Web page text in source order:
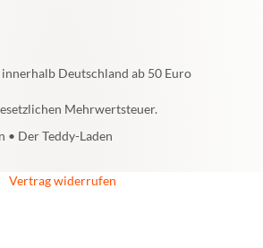
• Der Teddy-Laden
Deutschland ab 50 Euro
Mehrwertsteuer.
Vertrag widerrufen